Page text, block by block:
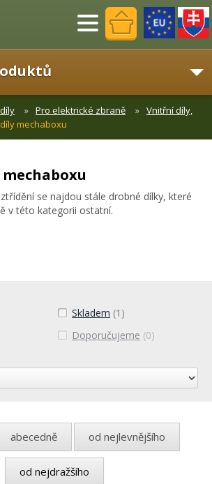
Menu
Pro elektrické zbraně
Vnitřní díly,
mechaboxu
se najdou stále drobné dílky, které
v této kategorii ostatní.
Skladem (1)
Doporučujeme (0)
abecedně od nejlevnějšího
od nejdražšího